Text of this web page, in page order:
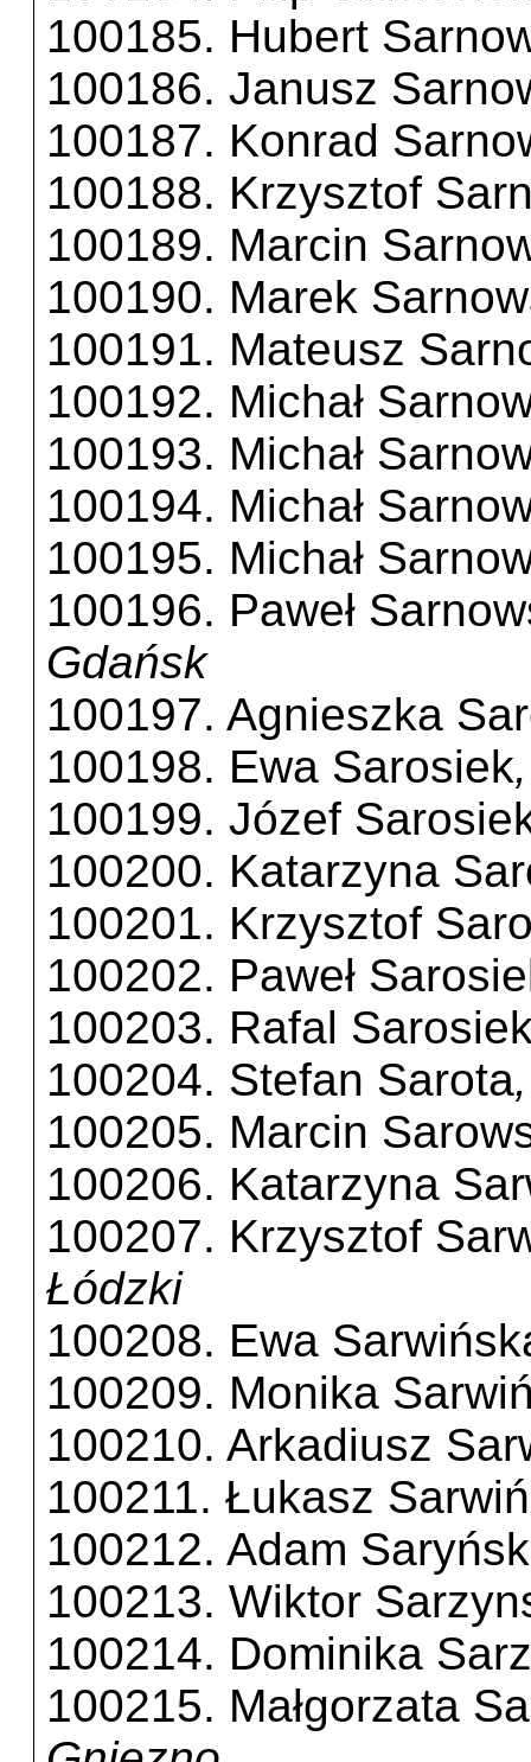
100185. Hubert
100186. Janusz
100187. Konrad
100188. Krzysztof
100189. Marcin
100190. Marek
100191. Mateusz
100192. Michał
100193. Michał
100194. Michał
100195. Michał
100196. Paweł
Gdańsk
100197. Agnieszka
100198. Ewa Sarosiek
100199. Józef
100200. Katarzyna
100201. Krzysztof
100202. Paweł
100203. Rafal
100204. Stefan Sarota
100205. Marcin
100206. Katarzyna
100207. Krzysztof
Łódzki
100208. Ewa
100209. Monika
100210. Arkadiusz
100211. Łukasz
100212. Adam
100213. Wiktor
100214. Dominika
100215. Małgorzata